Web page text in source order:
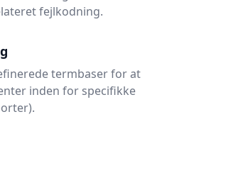
fejlkodning.
termbaser for at
inden for specifikke